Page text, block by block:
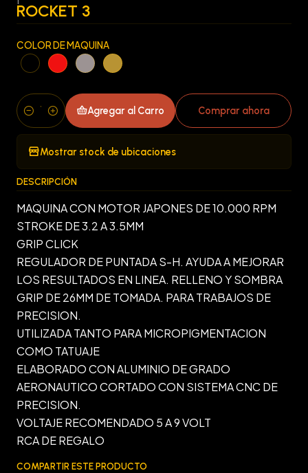
ROCKET 3
COLOR DE MAQUINA
Cantidad
Agregar al Carro Comprar ahora
Mostrar stock de ubicaciones
DESCRIPCIÓN
MAQUINA CON MOTOR JAPONES DE 10.000 RPM
STROKE DE 3.2 A 3.5MM
GRIP CLICK
REGULADOR DE PUNTADA S-H. AYUDA A MEJORAR
LOS RESULTADOS EN LINEA. RELLENO Y SOMBRA
GRIP DE 26MM DE TOMADA. PARA TRABAJOS DE
PRECISION.
UTILIZADA TANTO PARA MICROPIGMENTACION
COMO TATUAJE
ELABORADO CON ALUMINIO DE GRADO
AERONAUTICO CORTADO CON SISTEMA CNC DE
PRECISION.
VOLTAJE RECOMENDADO 5 A 9 VOLT
RCA DE REGALO
COMPARTIR ESTE PRODUCTO